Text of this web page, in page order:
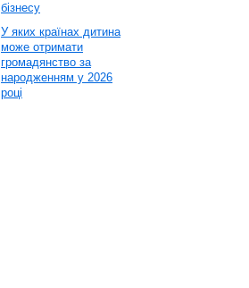
бізнесу
У яких країнах дитина
може отримати
громадянство за
народженням у 2026
році